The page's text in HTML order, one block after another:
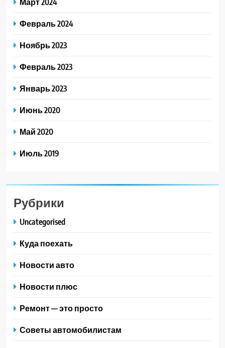
Февраль 2024
Ноябрь 2023
Февраль 2023
Январь 2023
Июнь 2020
Май 2020
Июль 2019
Рубрики
Uncategorised
Куда поехать
Новости авто
Новости плюс
Ремонт — это просто
Советы автомобилистам